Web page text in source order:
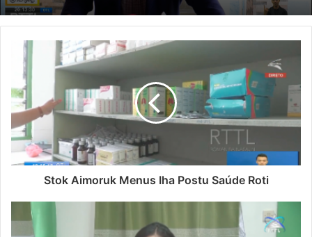
Stok Aimoruk Menus Iha Postu Saúde Roti